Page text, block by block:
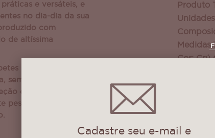
e versáteis, e
no dia-dia da sua
com
de altíssima
INDIANO, pode
sem receio de desfiar
é ideal para você
pesado e com uma
Produto
Cor: Crú
cama,
Podem
Cadastre seu e-mail e